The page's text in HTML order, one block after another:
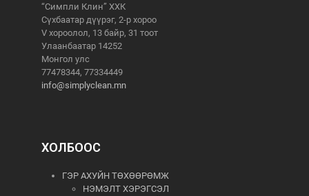
“Симпли Клин” ХХК
Сүхбаатар дүүрэг, 2-р хороо
V хороолол, 13 байр, 31 тоот
Улаанбаатар 14252
Монгол улс
77478344, 77334449
info@simplyclean.mn
ХОЛБООС
ГЭР АХУЙН ТӨХӨӨРӨМЖ
НЭМЭЛТ ХЭРЭГСЭЛ